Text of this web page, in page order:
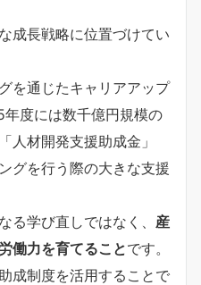
成長戦略に位置づけてい
を通じたキャリアアップ
度には数千億円規模の
人材開発支援助成金」
グを行う際の大きな支援
る学び直しではなく、 産
働力を育てることです。
成制度を活用することで